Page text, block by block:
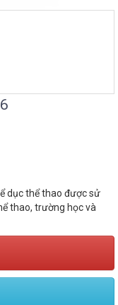
dục thể thao được sử
thao, trường học và